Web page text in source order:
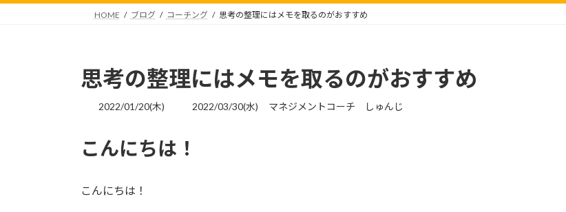
プ
動
HOME ブログ コーチング 思考の整理にはメモを取るのがおすすめ
思考の整理にはメモを取るのがおすすめ
2022/01/20(木)
最
2022/03/30(水) マネジメントコーチ しゅんじ
こんにちは！
こんにちは！